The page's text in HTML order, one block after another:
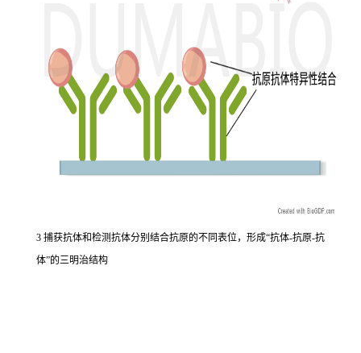
3 捕获抗体和检测抗体分别结合抗原的不同表位，形成“抗体-抗原-抗
体”的三明治结构